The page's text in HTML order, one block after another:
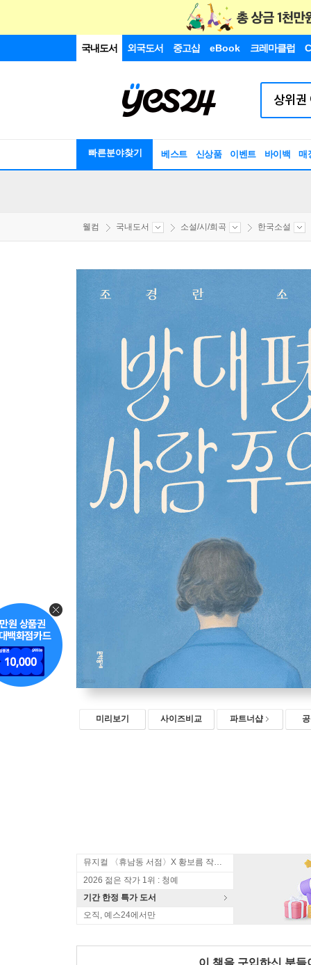
국내도서 외국도서 중고샵 eBook 크레마클럽
빠른분야찾기 베스트 신상품 이벤트 바이백 매
웰컴 국내도서 소설/시/희곡 한국소설
미리보기 사이즈비교 파트너샵
뮤지컬 〈휴남동 서점〉X 황보름 작가 북토크
2026 젊은 작가 1위 : 청예
기간 한정 특가 도서
오직, 예스24에서만
이 책을 구입하신 분